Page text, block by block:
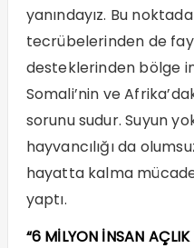
yanındayız. Bu
tecrübelerinden de
desteklerinden bölge
Somali’nin ve
sorunu sudur. Suyun
hayvancılığı da
hayatta kalma
yaptı.
“6 MİLYON İNSAN